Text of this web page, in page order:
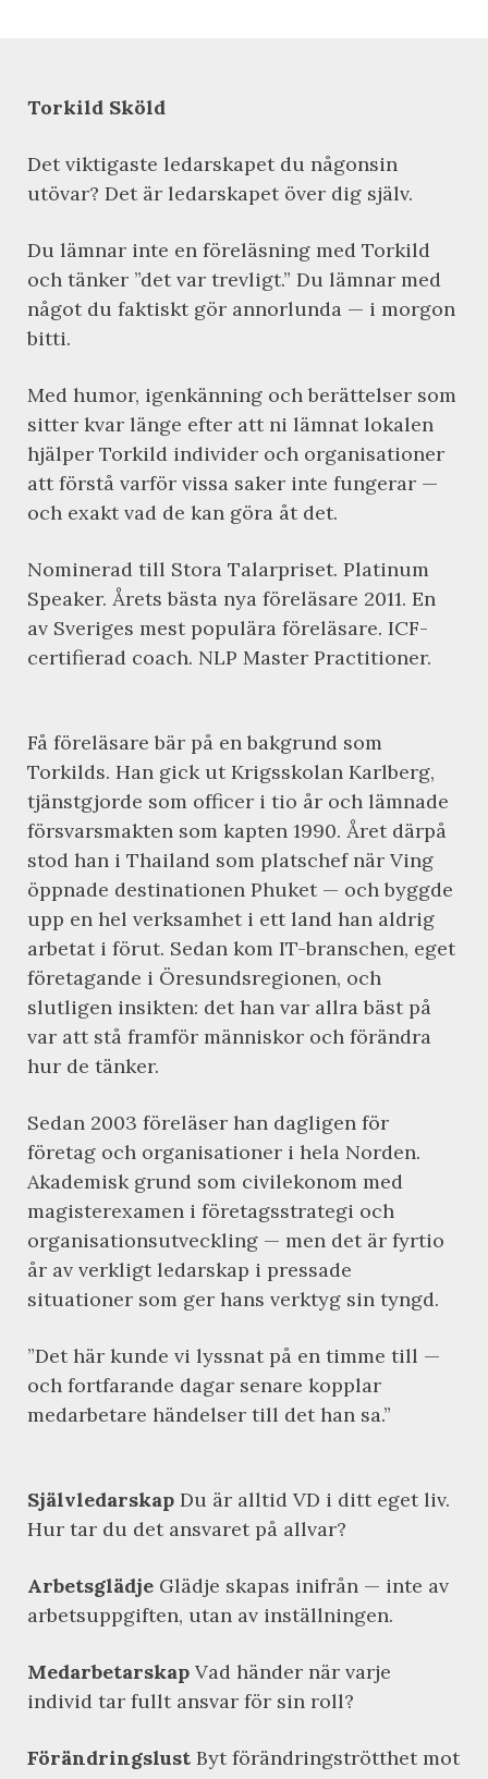
Torkild Sköld
Det viktigaste ledarskapet du någonsin
utövar? Det är ledarskapet över dig själv.
Du lämnar inte en föreläsning med Torkild
och tänker ”det var trevligt.” Du lämnar med
något du faktiskt gör annorlunda — i morgon
bitti.
Med humor, igenkänning och berättelser som
sitter kvar länge efter att ni lämnat lokalen
hjälper Torkild individer och organisationer
att förstå varför vissa saker inte fungerar —
och exakt vad de kan göra åt det.
Nominerad till Stora Talarpriset. Platinum
Speaker. Årets bästa nya föreläsare 2011. En
av Sveriges mest populära föreläsare. ICF-
certifierad coach. NLP Master Practitioner.
Få föreläsare bär på en bakgrund som
Torkilds. Han gick ut Krigsskolan Karlberg,
tjänstgjorde som officer i tio år och lämnade
försvarsmakten som kapten 1990. Året därpå
stod han i Thailand som platschef när Ving
öppnade destinationen Phuket — och byggde
upp en hel verksamhet i ett land han aldrig
arbetat i förut. Sedan kom IT-branschen, eget
företagande i Öresundsregionen, och
slutligen insikten: det han var allra bäst på
var att stå framför människor och förändra
hur de tänker.
Sedan 2003 föreläser han dagligen för
företag och organisationer i hela Norden.
Akademisk grund som civilekonom med
magisterexamen i företagsstrategi och
organisationsutveckling — men det är fyrtio
år av verkligt ledarskap i pressade
situationer som ger hans verktyg sin tyngd.
”Det här kunde vi lyssnat på en timme till —
och fortfarande dagar senare kopplar
medarbetare händelser till det han sa.”
Självledarskap Du är alltid VD i ditt eget liv.
Hur tar du det ansvaret på allvar?
Arbetsglädje Glädje skapas inifrån — inte av
arbetsuppgiften, utan av inställningen.
Medarbetarskap Vad händer när varje
individ tar fullt ansvar för sin roll?
Förändringslust Byt förändringströtthet mot